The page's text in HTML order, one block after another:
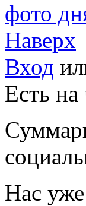
фото
Наверх
Вход
Есть на
Нас уже